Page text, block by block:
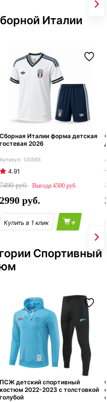
Италии
Сборная Италии форма детская
гостевая 2026
120565
4.91
7490
4500
2990
+
Спортивный
ПСЖ детский спортивный
костюм 2022-2023 с толстовкой
голубой